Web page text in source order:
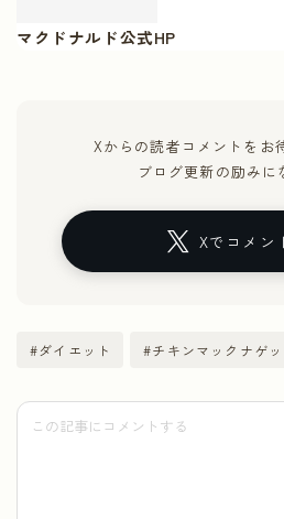
マクドナルド公式HP
Xからの読者コメントをお
ブログ更新の励みに
Xでコメン
#ダイエット #チキンマックナゲッ